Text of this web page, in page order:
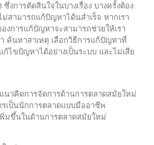
ซึ่งการตัดสินใจในบางเรื่อง บางครั้งต้อง
ม่สามารถแก้ปัญหาได้นสำเร็จ หากเรา
งการแก้ปัญหาจะสามารถช่วยให้เรา
ค้นหาสาเหตุ เลือกวิธีการแก้ปัญหาที่
ไขปัญหาได้อย่างเป็นระบบ และไม่เสีย
นวคิดการจัดการด้านการตลาดสมัยใหม่
รเป็นนักการตลาดแบบมืออาชีพ
มขึ้นในด้านการตลาดสมัยใหม่